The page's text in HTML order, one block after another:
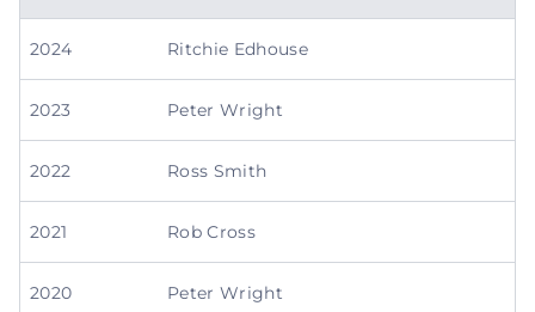
2024 Ritchie Edhouse
2023 Peter Wright
2022 Ross Smith
2021 Rob Cross
2020 Peter Wright